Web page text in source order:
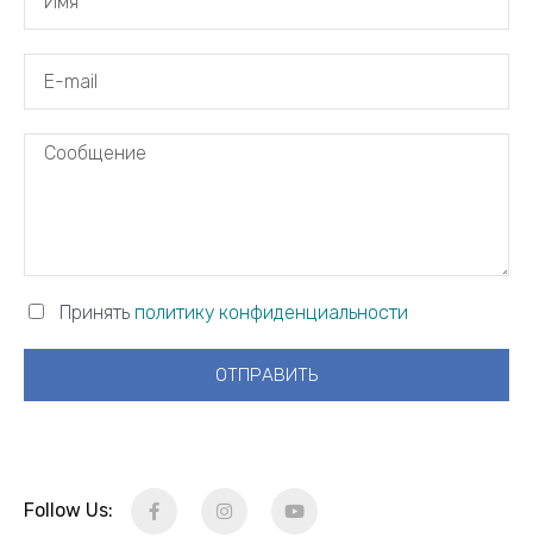
Принять политику конфиденциальности
ОТПРАВИТЬ
Follow Us: